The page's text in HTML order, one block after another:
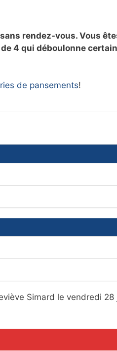
rendez-vous. Vous
4 qui déboulonne
de pansements!
Simard le vendredi 28